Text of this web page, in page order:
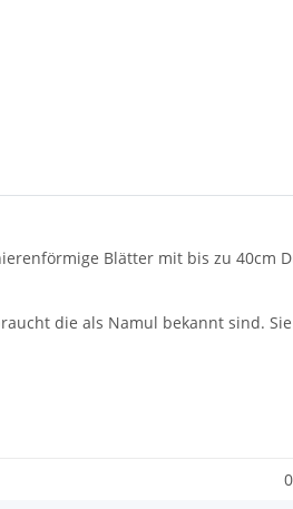
Blätter mit bis zu 40cm
die als Namul bekannt sind.